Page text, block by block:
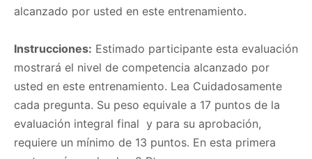
alcanzado por usted en este entrenamiento.
Instrucciones: Estimado participante esta evaluación
mostrará el nivel de competencia alcanzado por
usted en este entrenamiento. Lea Cuidadosamente
cada pregunta. Su peso equivale a 17 puntos de la
evaluación integral final y para su aprobación,
requiere un mínimo de 13 puntos. En esta primera